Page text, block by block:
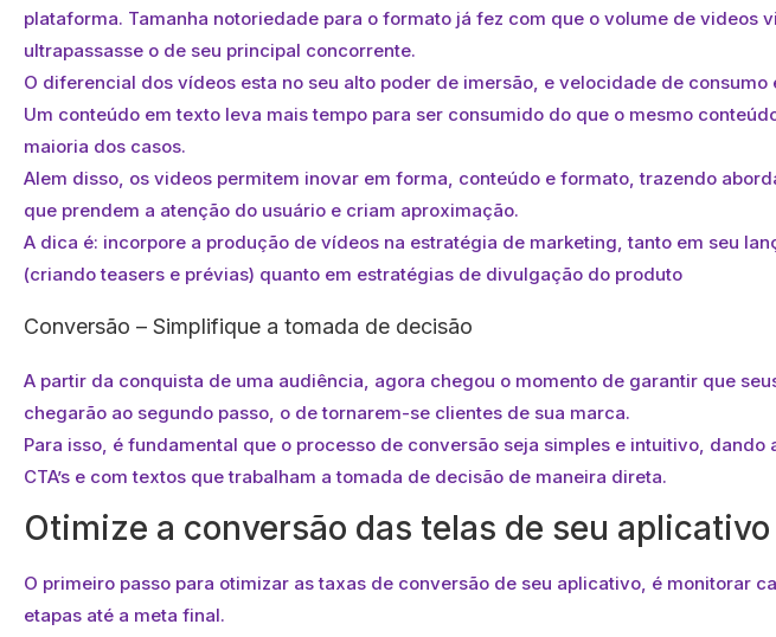
plataforma. Tamanha notoriedade para o formato já fez com que o volume de videos
ultrapassasse o de seu principal concorrente.
O diferencial dos vídeos esta no seu alto poder de imersão, e velocidade de consumo
Um conteúdo em texto leva mais tempo para ser consumido do que o mesmo
maioria dos casos.
Alem disso, os videos permitem inovar em forma, conteúdo e formato, trazendo
que prendem a atenção do usuário e criam aproximação.
A dica é: incorpore a produção de vídeos na estratégia de marketing, tanto em seu
(criando teasers e prévias) quanto em estratégias de divulgação do produto
Conversão – Simplifique a tomada de decisão
A partir da conquista de uma audiência, agora chegou o momento de garantir que
chegarão ao segundo passo, o de tornarem-se clientes de sua marca.
Para isso, é fundamental que o processo de conversão seja simples e intuitivo, dando
CTA’s e com textos que trabalham a tomada de decisão de maneira direta.
Otimize a conversão das telas de seu aplicativo
O primeiro passo para otimizar as taxas de conversão de seu aplicativo, é monitorar
etapas até a meta final.